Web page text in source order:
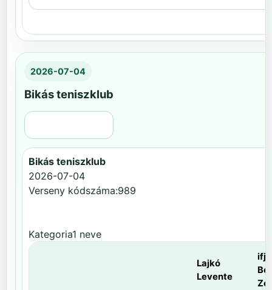
2026-07-04
Bikás teniszklub
Bikás teniszklub
2026-07-04
Verseny kódszáma:989
Kategoria1 neve
Lajkó
Levente
ifj.